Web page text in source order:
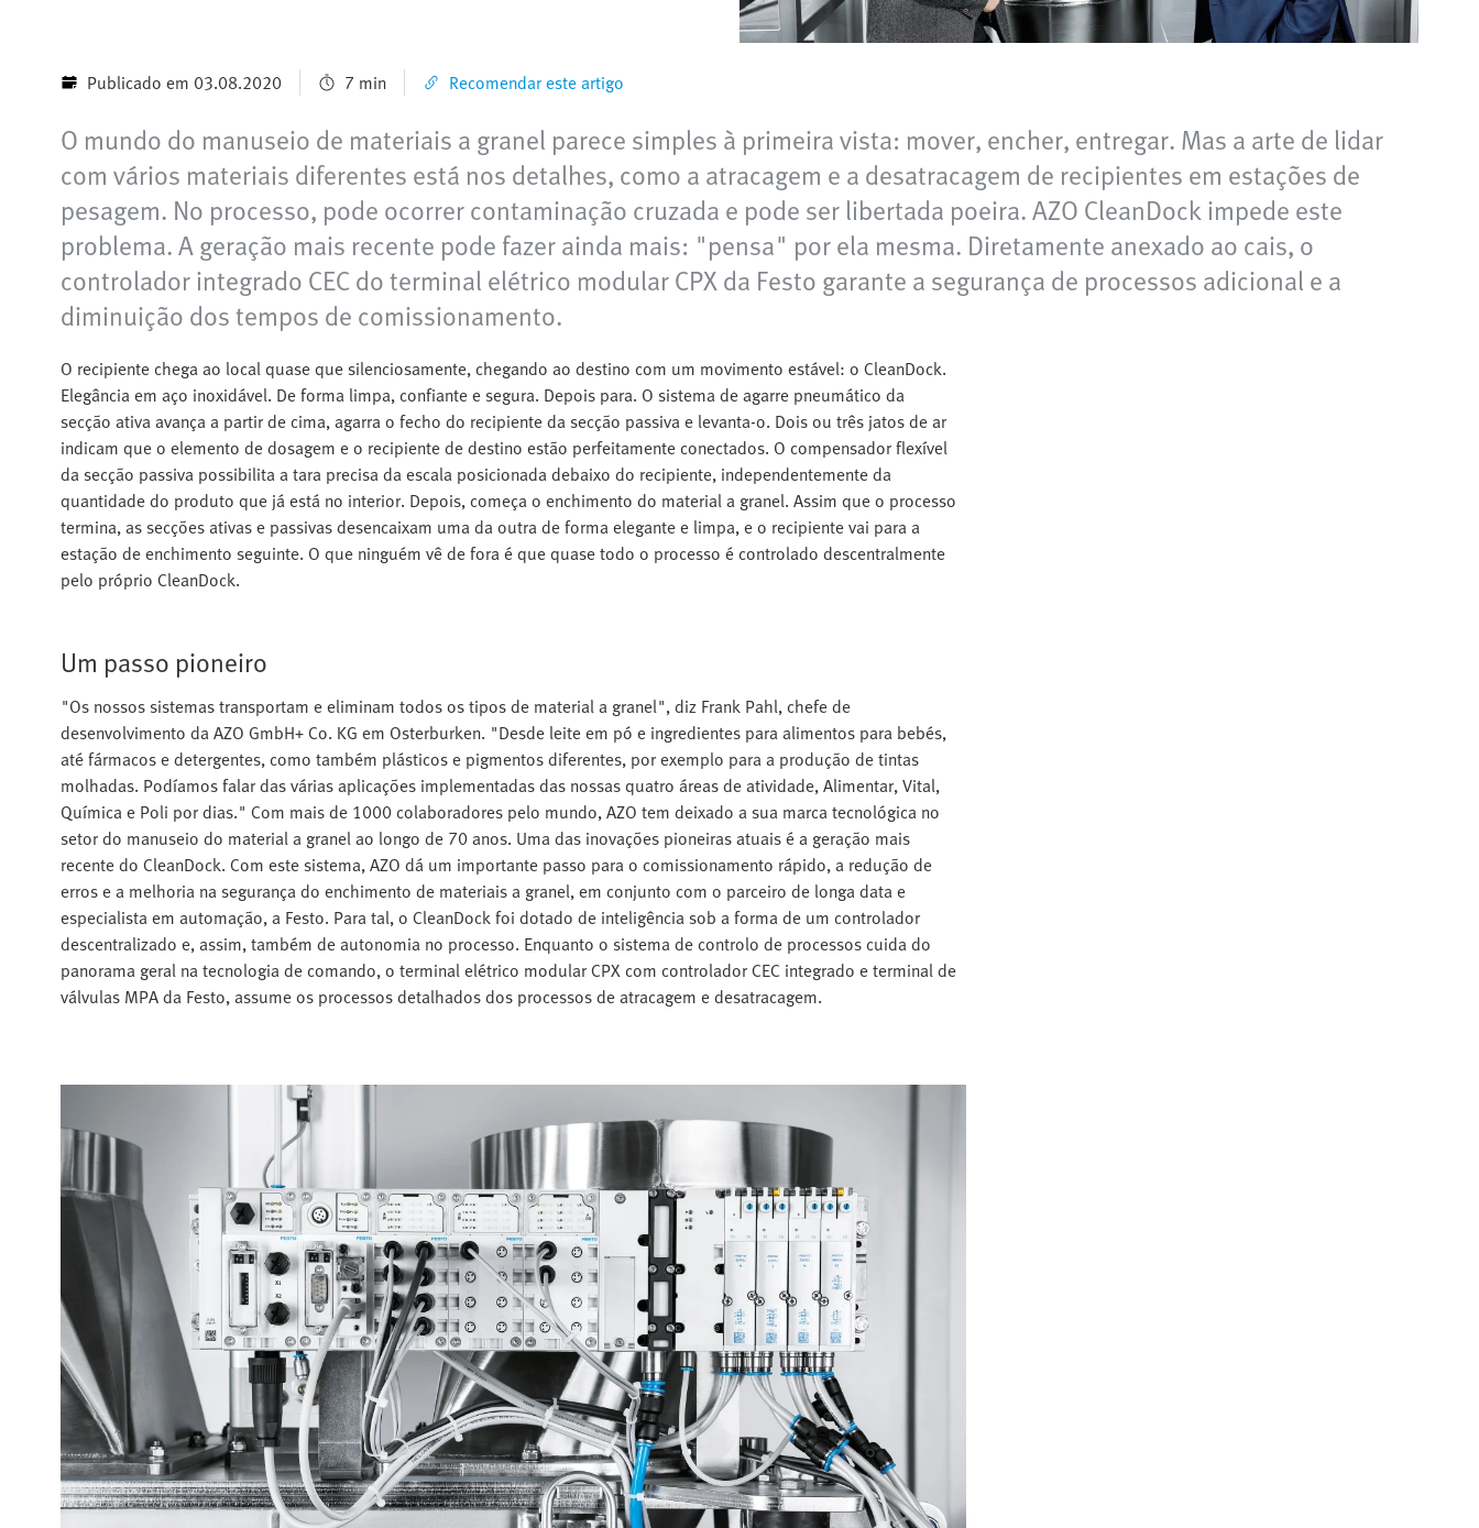
Publicado em 03.08.2020 7 min Recomendar este artigo
O mundo do manuseio de materiais a granel parece simples à primeira vista: mover, encher, entregar. Mas a arte de lidar
com vários materiais diferentes está nos detalhes, como a atracagem e a desatracagem de recipientes em estações de
pesagem. No processo, pode ocorrer contaminação cruzada e pode ser libertada poeira. AZO CleanDock impede este
problema. A geração mais recente pode fazer ainda mais: "pensa" por ela mesma. Diretamente anexado ao cais, o
controlador integrado CEC do terminal elétrico modular CPX da Festo garante a segurança de processos adicional e a
diminuição dos tempos de comissionamento.
O recipiente chega ao local quase que silenciosamente, chegando ao destino com um movimento estável: o CleanDock.
Elegância em aço inoxidável. De forma limpa, confiante e segura. Depois para. O sistema de agarre pneumático da
secção ativa avança a partir de cima, agarra o fecho do recipiente da secção passiva e levanta-o. Dois ou três jatos de ar
indicam que o elemento de dosagem e o recipiente de destino estão perfeitamente conectados. O compensador flexível
da secção passiva possibilita a tara precisa da escala posicionada debaixo do recipiente, independentemente da
quantidade do produto que já está no interior. Depois, começa o enchimento do material a granel. Assim que o processo
termina, as secções ativas e passivas desencaixam uma da outra de forma elegante e limpa, e o recipiente vai para a
estação de enchimento seguinte. O que ninguém vê de fora é que quase todo o processo é controlado descentralmente
pelo próprio CleanDock.
Um passo pioneiro
"Os nossos sistemas transportam e eliminam todos os tipos de material a granel", diz Frank Pahl, chefe de
desenvolvimento da AZO GmbH+ Co. KG em Osterburken. "Desde leite em pó e ingredientes para alimentos para bebés,
até fármacos e detergentes, como também plásticos e pigmentos diferentes, por exemplo para a produção de tintas
molhadas. Podíamos falar das várias aplicações implementadas das nossas quatro áreas de atividade, Alimentar, Vital,
Química e Poli por dias." Com mais de 1000 colaboradores pelo mundo, AZO tem deixado a sua marca tecnológica no
setor do manuseio do material a granel ao longo de 70 anos. Uma das inovações pioneiras atuais é a geração mais
recente do CleanDock. Com este sistema, AZO dá um importante passo para o comissionamento rápido, a redução de
erros e a melhoria na segurança do enchimento de materiais a granel, em conjunto com o parceiro de longa data e
especialista em automação, a Festo. Para tal, o CleanDock foi dotado de inteligência sob a forma de um controlador
descentralizado e, assim, também de autonomia no processo. Enquanto o sistema de controlo de processos cuida do
panorama geral na tecnologia de comando, o terminal elétrico modular CPX com controlador CEC integrado e terminal de
válvulas MPA da Festo, assume os processos detalhados dos processos de atracagem e desatracagem.